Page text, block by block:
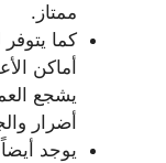
ممتاز.
كما
أماكن
يشجع
أضرار
يوجد